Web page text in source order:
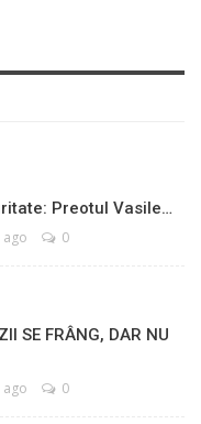
Preotul Vasile…
ago 0
SE FRÂNG, DAR NU
ago 0